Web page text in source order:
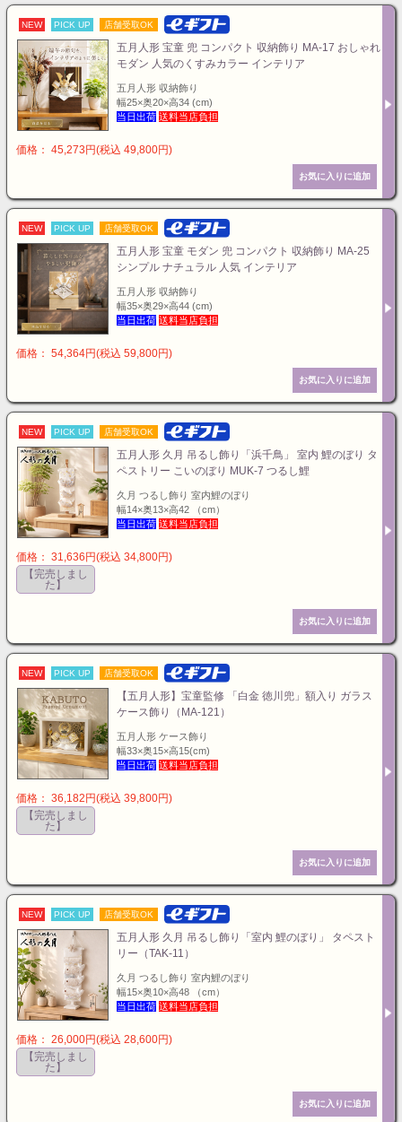
NEW PICK UP 店舗受取OK
五月人形 宝童 兜 コンパクト 収納飾り MA-17 おしゃれ
モダン 人気のくすみカラー インテリア
五月人形 収納飾り
幅25×奥20×高34 (cm)
当日出荷 送料当店負担
価格： 45,273円(税込 49,800円)
NEW PICK UP 店舗受取OK
五月人形 宝童 モダン 兜 コンパクト 収納飾り MA-25
シンプル ナチュラル 人気 インテリア
五月人形 収納飾り
幅35×奥29×高44 (cm)
当日出荷 送料当店負担
価格： 54,364円(税込 59,800円)
NEW PICK UP 店舗受取OK
五月人形 久月 吊るし飾り「浜千鳥」 室内 鯉のぼり タ
ペストリー こいのぼり MUK-7 つるし鯉
久月 つるし飾り 室内鯉のぼり
幅14×奥13×高42 （cm）
当日出荷 送料当店負担
価格： 31,636円(税込 34,800円)
【完売しまし
た】
NEW PICK UP 店舗受取OK
【五月人形】宝童監修 「白金 徳川兜」額入り ガラス
ケース飾り（MA-121）
五月人形 ケース飾り
幅33×奥15×高15(cm)
当日出荷 送料当店負担
価格： 36,182円(税込 39,800円)
【完売しまし
た】
NEW PICK UP 店舗受取OK
五月人形 久月 吊るし飾り「室内 鯉のぼり」 タペスト
リー（TAK-11）
久月 つるし飾り 室内鯉のぼり
幅15×奥10×高48 （cm）
当日出荷 送料当店負担
価格： 26,000円(税込 28,600円)
【完売しまし
た】